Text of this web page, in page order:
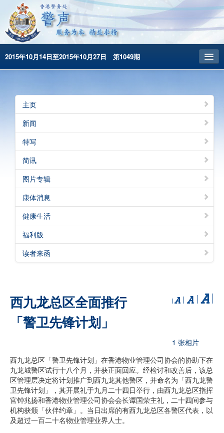
2015年10月14日至2015年10月27日 第1049期
昔日警声
警务处主页
繁體版
English
主页
新闻
特写
简讯
图片专辑
康体消息
健康生活
福利版
读者来函
西九龙总区全面推行
「警卫先锋计划」
1 张相片
西九龙总区「警卫先锋计划」在香港物业管理公司协会的协助下在
九龙城警区试行十八个月，并获正面回应。经检讨和改善后，该总
区管理层决定将计划推广到西九龙其他警区，并命名为「西九龙警
卫先锋计划」，其开展礼于九月二十四日举行，由西九龙总区指挥
官钟兆扬和香港物业管理公司协会会长谭国荣主礼，二十四间参与
机构获颁「伙伴约章」。当日出席的有西九龙总区各警区代表，以
及超过一百二十名物业管理业界人士。